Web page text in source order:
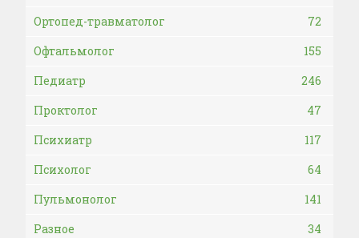
Ортопед-травматолог
72
Офтальмолог
155
Педиатр
246
Проктолог
47
Психиатр
117
Психолог
64
Пульмонолог
141
Разное
34